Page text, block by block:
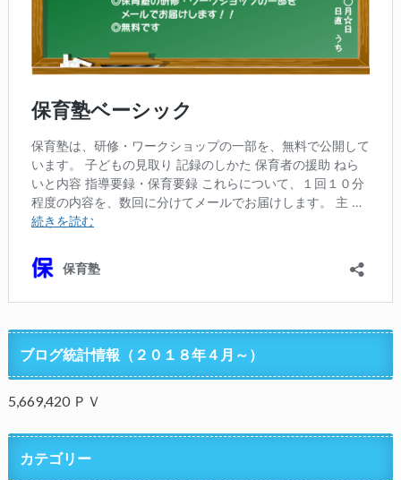
ブログ統計情報（２０１８年４月～）
5,669,420 ＰＶ
カテゴリー